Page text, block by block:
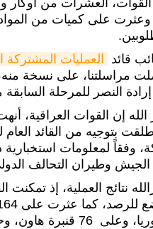
العشرات من أوكار
على كميات من المواد
قائد
العمليات المشتركة
مراسلتنا، على نسخة
النصر للمرحلة السابقة منذ
الله إن القوات العراقية،
بتوجيه من القائد
وفقاً لمعلومات
وطيران التحالف